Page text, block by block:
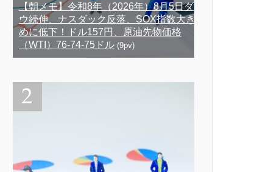
【朝メモ】令和8年（2026年）8月5日ダ
ウ続伸、ナスダック反落、SOX指数大き
めに低下！ドル157円、原油先物価格
（WTI）76-74-75ドル (9pv)